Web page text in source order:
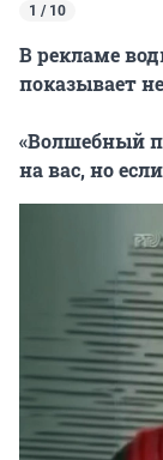
1 / 10
В рекламе
показывает
«Волшебный
на вас, но